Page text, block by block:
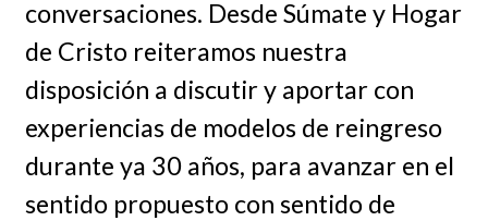
conversaciones. Desde Súmate y Hogar
de Cristo reiteramos nuestra
disposición a discutir y aportar con
experiencias de modelos de reingreso
durante ya 30 años, para avanzar en el
sentido propuesto con sentido de